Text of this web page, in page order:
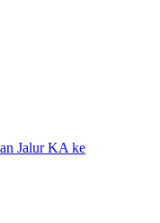
Jalur KA ke